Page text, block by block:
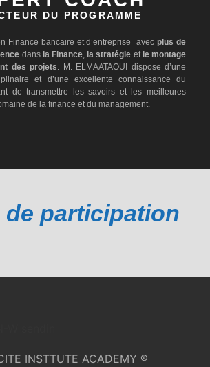
DU PROGRAMME
Finance bancaire et d’entreprise avecplus de
dans la Finance, la stratégie etle montage
des projets. M. ELMAATAOUI dispose d’une
et d’une excellente connaissance du
de transmettre les savoirs et les meilleures
de la finance et du management.
de participation
INSTTUTE ACADEMY ®